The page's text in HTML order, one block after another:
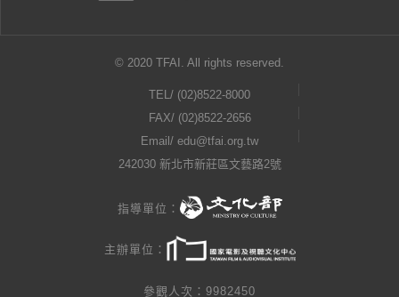
© 2020 TFAI. All rights reserved.
TEL/ (02)8522-8000
FAX/ (02)8522-2656
Email/ edu@tfai.org.tw
242030 新北市新莊區文藝路2號
指導單位：
主辦單位：
參觀人次：9982450